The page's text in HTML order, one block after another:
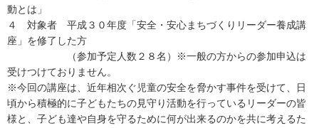
動とは」
４ 対象者 平成３０年度「安全・安心まちづくりリーダー養成講
座」を修了した方
（参加予定人数２８名）※一般の方からの参加申込は
受けつけておりません。
※今回の講座は、近年相次ぐ児童の安全を脅かす事件を受けて、日
頃から積極的に子どもたちの見守り活動を行っているリーダーの皆
様と、子ども達や自身を守るために何が出来るのかを共に考えるた